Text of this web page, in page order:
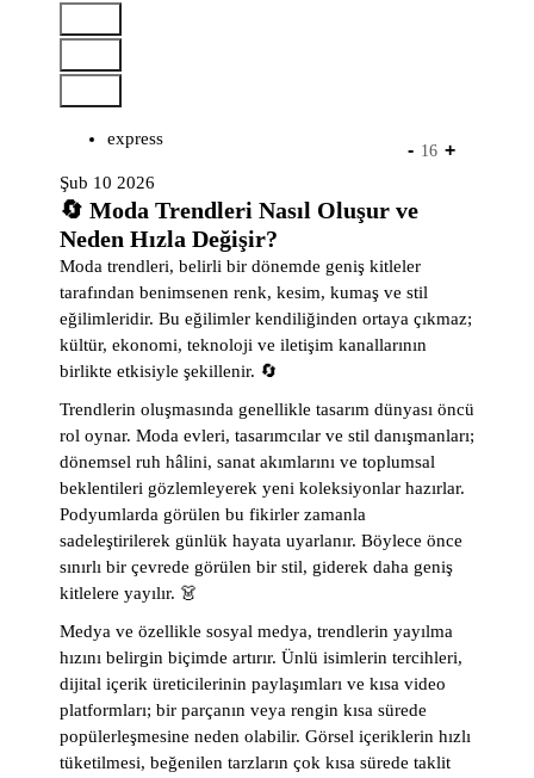
express
Şub 10 2026
🔄 Moda Trendleri Nasıl Oluşur ve
Neden Hızla Değişir?
Moda trendleri, belirli bir dönemde geniş kitleler
tarafından benimsenen renk, kesim, kumaş ve stil
eğilimleridir. Bu eğilimler kendiliğinden ortaya çıkmaz;
kültür, ekonomi, teknoloji ve iletişim kanallarının
birlikte etkisiyle şekillenir. 🔄
Trendlerin oluşmasında genellikle tasarım dünyası öncü
rol oynar. Moda evleri, tasarımcılar ve stil danışmanları;
dönemsel ruh hâlini, sanat akımlarını ve toplumsal
beklentileri gözlemleyerek yeni koleksiyonlar hazırlar.
Podyumlarda görülen bu fikirler zamanla
sadeleştirilerek günlük hayata uyarlanır. Böylece önce
sınırlı bir çevrede görülen bir stil, giderek daha geniş
kitlelere yayılır. 👗
Medya ve özellikle sosyal medya, trendlerin yayılma
hızını belirgin biçimde artırır. Ünlü isimlerin tercihleri,
dijital içerik üreticilerinin paylaşımları ve kısa video
platformları; bir parçanın veya rengin kısa sürede
popülerleşmesine neden olabilir. Görsel içeriklerin hızlı
tüketilmesi, beğenilen tarzların çok kısa sürede taklit
- 16 +